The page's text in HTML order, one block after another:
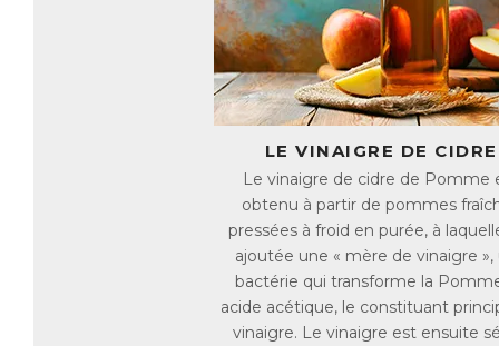
●
LE VINAIGRE DE CIDRE
Le vinaigre de cidre de Pomme
obtenu à partir de pommes
pressées à froid en purée, à
ajoutée une « mère de vinaigre »,
bactérie qui transforme la
acide acétique, le constituant
vinaigre. Le vinaigre est ensuite